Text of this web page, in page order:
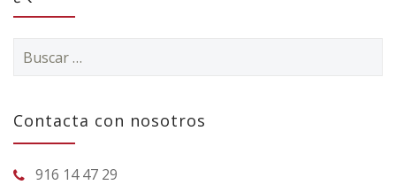
Contacta con nosotros
916 14 47 29